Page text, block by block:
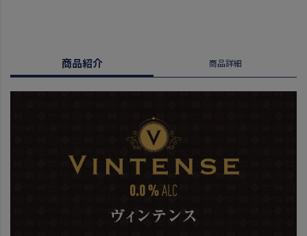
商品紹介 商品詳細